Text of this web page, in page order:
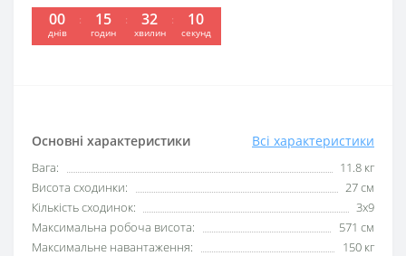
00
днів
: 15
годин
: 32
хвилин
: 10
секунд
Основні характеристики Всі характеристики
Вага:
11.8 кг
Висота сходинки:
27 см
Кількість сходинок:
3х9
Максимальна робоча висота:
571 см
Максимальне навантаження:
150 кг